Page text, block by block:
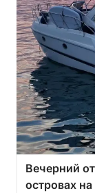
Вечерний
островах на